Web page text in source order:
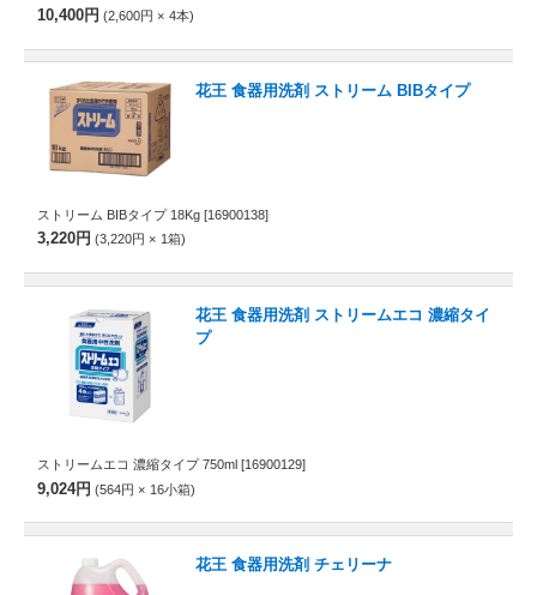
10,400円 2,600円 4本
花王 食器用洗剤 ストリーム BIBタイプ
ストリーム BIBタイプ 18Kg [16900138]
3,220円 3,220円 1 箱
花王 食器用洗剤 ストリームエコ 濃縮タイ
プ
ストリームエコ 濃縮タイプ 750ml [16900129]
9,024円 564円 16小箱
花王 食器用洗剤 チェリーナ